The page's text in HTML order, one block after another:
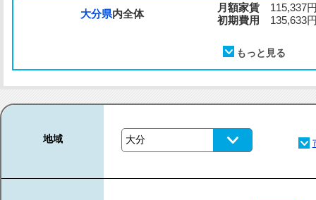
大分県内全体
月額家賃 115,337
初期費用
135,633
地域